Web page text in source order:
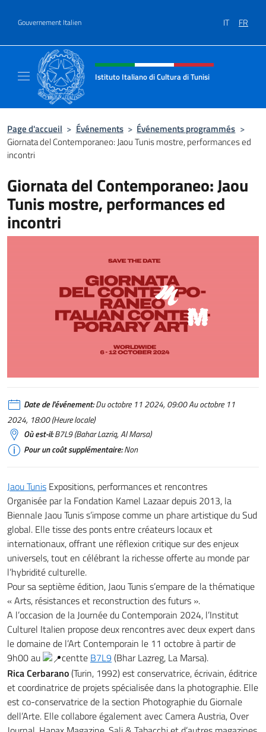
Gouvernement Italien IT FR
Site Web, social et en-tête de
Istituto Italiano di Cultura di Tunisi
Page d'accueil > Événements > Événements programmés >
Giornata del Contemporaneo: Jaou Tunis mostre, performances ed
incontri
Giornata del Contemporaneo: Jaou
Tunis mostre, performances ed
incontri
Date de l'événement:Du octobre 11 2024, 09:00 Au octobre 11
2024, 18:00 (Heure locale)
Où est-il:B7L9 (Bahar Lazriq, Al Marsa)
Pour un coût supplémentaire:Non
Jaou Tunis Expositions, performances et rencontres
Organisée par la Fondation Kamel Lazaar depuis 2013, la
Biennale Jaou Tunis s’impose comme un phare artistique du Sud
global. Elle tisse des ponts entre créateurs locaux et
internationaux, offrant une réflexion critique sur des enjeux
universels, tout en célébrant la richesse offerte au monde par
l’hybridité culturelle.
Pour sa septième édition, Jaou Tunis s’empare de la thématique
« Arts, résistances et reconstruction des futurs ».
A l’occasion de la Journée du Contemporain 2024, l’Institut
Culturel Italien propose deux rencontres avec deux expert dans
le domaine de l’Art Contemporain le 11 octobre à partir de
9h00 au
centte B7L9 (Bhar Lazreg, La Marsa).
Rica Cerbarano(Turin, 1992) est conservatrice, écrivain, éditrice
et coordinatrice de projets spécialisée dans la photographie. Elle
est co-conservatrice de la section Photographie du Giornale
dell’Arte. Elle collabore également avec Camera Austria, Over